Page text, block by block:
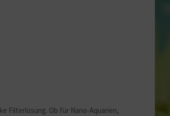
Filterlösung. Ob für Nano-Aquarien,